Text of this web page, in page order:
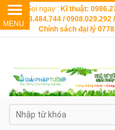
Gọi ngay : Kĩ thuật:
0903.484.744 /
Chính sách đại lý